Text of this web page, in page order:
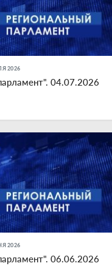
2026
04.07.2026
2026
06.06.2026